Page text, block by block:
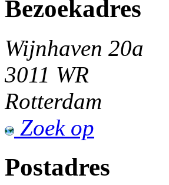
Bezoekadres
Wijnhaven 20a
3011 WR
Rotterdam
Zoek op
Postadres